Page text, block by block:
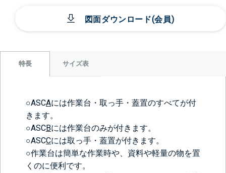
図面ダウンロード(会員)
特長 サイズ表
○ASCAには作業台・取っ手・蓋置のすべてが付
きます。
○ASCBには作業台のみが付きます。
○ASCCには取っ手・蓋置が付きます。
○作業台は簡単な作業時や、資料や軽量の物を置
くのに便利です。